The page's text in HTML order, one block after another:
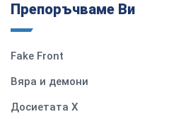
Препоръчваме Ви
Fake Front
Вяра и демони
Досиетата Х